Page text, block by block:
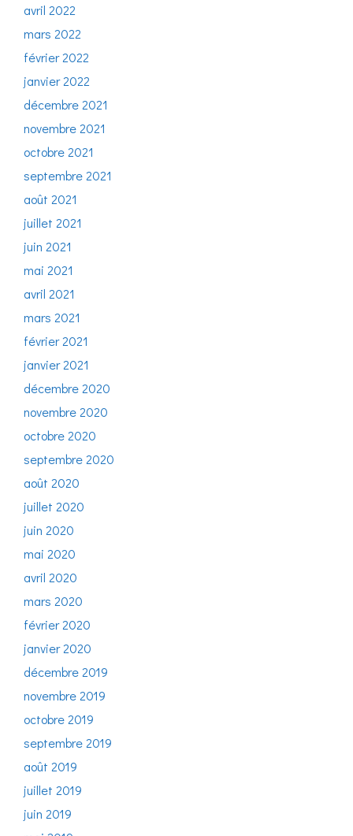
avril 2022
mars 2022
février 2022
janvier 2022
décembre 2021
novembre 2021
octobre 2021
septembre 2021
août 2021
juillet 2021
juin 2021
mai 2021
avril 2021
mars 2021
février 2021
janvier 2021
décembre 2020
novembre 2020
octobre 2020
septembre 2020
août 2020
juillet 2020
juin 2020
mai 2020
avril 2020
mars 2020
février 2020
janvier 2020
décembre 2019
novembre 2019
octobre 2019
septembre 2019
août 2019
juillet 2019
juin 2019